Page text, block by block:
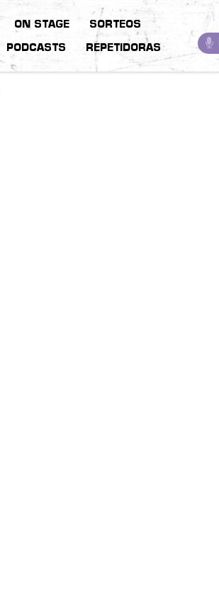
ON STAGE SORTEOS
PODCASTS REPETIDORAS